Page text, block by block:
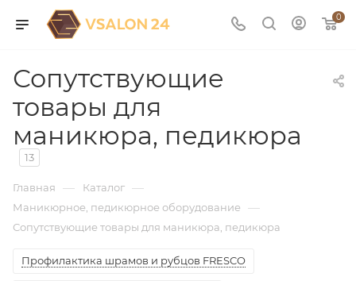
0
Сопутствующие
товары для
маникюра, педикюра
13
Главная — Каталог —
Маникюрное, педикюрное оборудование —
Сопутствующие товары для маникюра, педикюра
Профилактика шрамов и рубцов FRESCO